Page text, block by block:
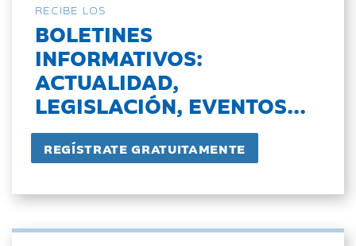
RECIBE LOS
BOLETINES
INFORMATIVOS:
ACTUALIDAD,
LEGISLACIÓN, EVENTOS...